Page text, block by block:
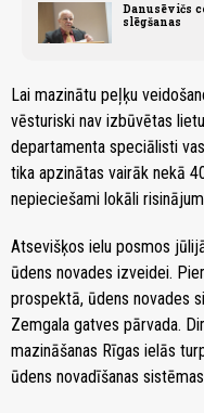
Danusēvičs
slēgšanas
Lai mazinātu peļķu
vēsturiski nav izbūvētas
departamenta speciālisti
tika apzinātas vairāk nekā
nepieciešami lokāli
Atsevišķos ielu posmos
ūdens novades izveidei.
prospektā, ūdens novades
Zemgala gatves pārvada.
mazināšanas Rīgas ielās
ūdens novadīšanas